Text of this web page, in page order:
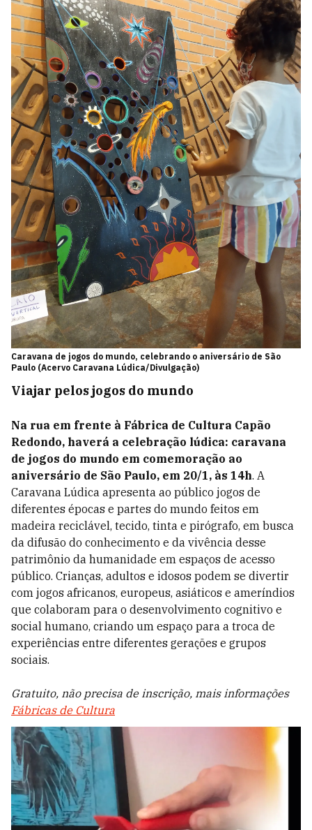
Caravana de jogos do mundo, celebrando o aniversário de São
Paulo (Acervo Caravana Lúdica/Divulgação)
Viajar pelos jogos do mundo
Na rua em frente à Fábrica de Cultura Capão
Redondo, haverá a celebração lúdica: caravana
de jogos do mundo em comemoração ao
aniversário de São Paulo, em 20/1, às 14h. A
Caravana Lúdica apresenta ao público jogos de
diferentes épocas e partes do mundo feitos em
madeira reciclável, tecido, tinta e pirógrafo, em busca
da difusão do conhecimento e da vivência desse
patrimônio da humanidade em espaços de acesso
público. Crianças, adultos e idosos podem se divertir
com jogos africanos, europeus, asiáticos e ameríndios
que colaboram para o desenvolvimento cognitivo e
social humano, criando um espaço para a troca de
experiências entre diferentes gerações e grupos
sociais.
Gratuito, não precisa de inscrição, mais informações
Fábricas de Cultura